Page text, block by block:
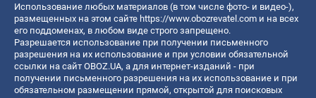
Использование любых материалов (в том числе фото- и видео-),
размещенных на этом сайте https://www.obozrevatel.com и на всех
его поддоменах, в любом виде строго запрещено.
Разрешается использование при получении письменного
разрешения на их использование и при условии обязательной
ссылки на сайт OBOZ.UA, а для интернет-изданий - при
получении письменного разрешения на их использование и при
обязательном размещении прямой, открытой для поисковых